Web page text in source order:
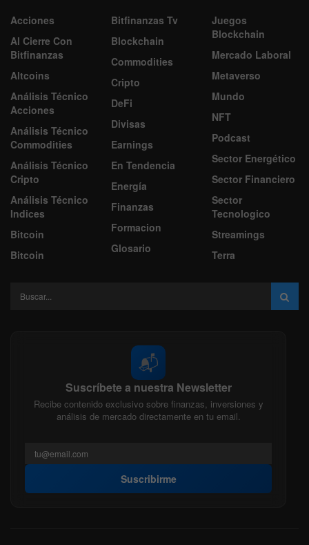
Acciones
Al Cierre Con
Bitfinanzas
Altcoins
Análisis Técnico
Acciones
Análisis Técnico
Commodities
Análisis Técnico
Cripto
Análisis Técnico
Indices
Bitcoin
Bitcoin
Bitfinanzas Tv
Blockchain
Commodities
Cripto
DeFi
Divisas
Earnings
En Tendencia
Energía
Finanzas
Formacion
Glosario
Juegos
Blockchain
Mercado Laboral
Metaverso
Mundo
NFT
Podcast
Sector Energético
Sector Financiero
Sector
Tecnologico
Streamings
Terra
📬
Suscríbete a nuestra Newsletter
Recibe contenido exclusivo sobre finanzas, inversiones y
análisis de mercado directamente en tu email.
Suscribirme